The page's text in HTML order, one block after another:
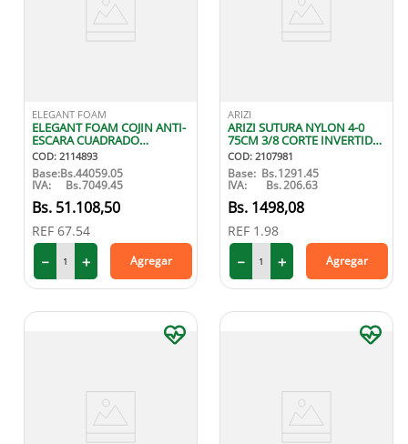
ELEGANT FOAM
ELEGANT FOAM COJIN ANTI-
ESCARA CUADRADO
REGULAR
COD: 2114893
Base:Bs.44059.05
IVA: Bs.7049.45
51.108,50
REF 67.54
＋
－ Agregar
ARIZI
ARIZI SUTURA NYLON 4-0
75CM 3/8 CORTE INVERTIDO
X1
COD: 2107981
Base: Bs.1291.45
IVA: Bs.206.63
1498,08
REF 1.98
＋
－ Agregar